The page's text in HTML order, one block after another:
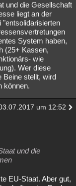
und die Gesellschaft
liegt an der
"entsolidarisierten
System haben,
(25+ Kassen,
wie
Wer diese
Beine stellt, wird
können.
um 12:52
und die
EU-Staat. Aber gut,